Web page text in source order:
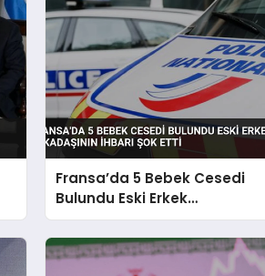
Fransa’da 5 Bebek Cesedi
Bulundu Eski Erkek
Arkadaşının İhbarı Şok Etti